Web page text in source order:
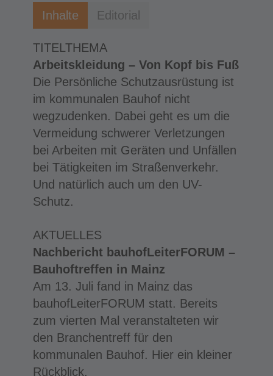
Inhalte Editorial
TITELTHEMA
Arbeitskleidung – Von Kopf bis Fuß
Die Persönliche Schutzausrüstung ist
im kommunalen Bauhof nicht
wegzudenken. Dabei geht es um die
Vermeidung schwerer Verletzungen
bei Arbeiten mit Geräten und Unfällen
bei Tätigkeiten im Straßenverkehr.
Und natürlich auch um den UV-
Schutz.
AKTUELLES
Nachbericht bauhofLeiterFORUM –
Bauhoftreffen in Mainz
Am 13. Juli fand in Mainz das
bauhofLeiterFORUM statt. Bereits
zum vierten Mal veranstalteten wir
den Branchentreff für den
kommunalen Bauhof. Hier ein kleiner
Rückblick.